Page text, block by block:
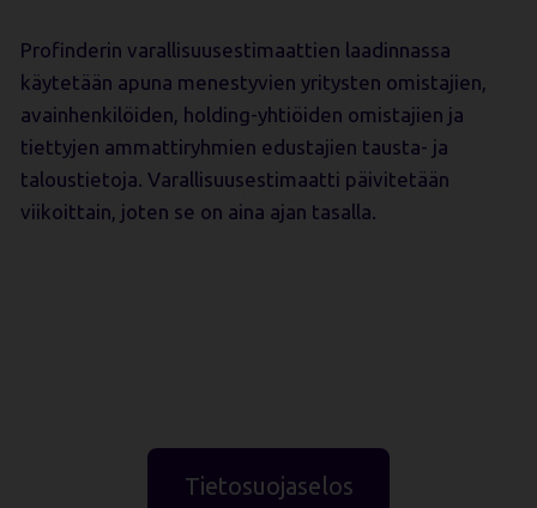
Profinderin varallisuusestimaattien laadinnassa
käytetään apuna menestyvien yritysten omistajien,
avainhenkilöiden, holding-yhtiöiden omistajien ja
tiettyjen ammattiryhmien edustajien tausta- ja
taloustietoja. Varallisuusestimaatti päivitetään
viikoittain, joten se on aina ajan tasalla.
Tietosuojaselos